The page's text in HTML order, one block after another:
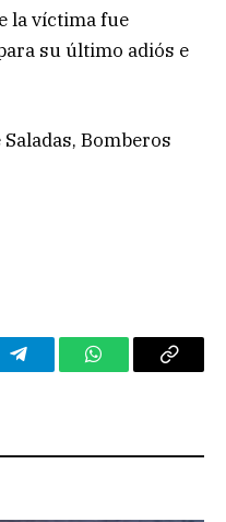
la víctima fue
su último adiós e
Bomberos
TelegramWhatsAppCopy